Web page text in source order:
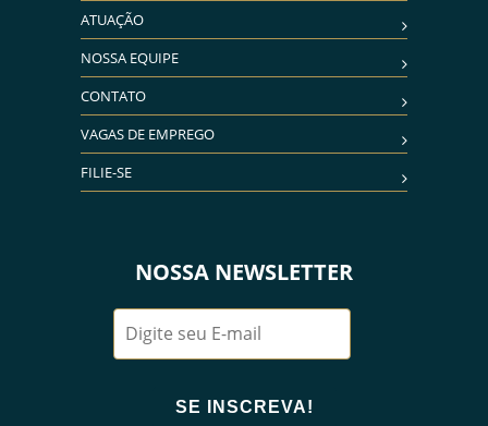
ATUAÇÃO
NOSSA EQUIPE
CONTATO
VAGAS DE EMPREGO
FILIE-SE
NOSSA NEWSLETTER